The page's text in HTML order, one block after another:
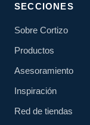
SECCIONES
Sobre Cortizo
Productos
Asesoramiento
Inspiración
Red de tiendas